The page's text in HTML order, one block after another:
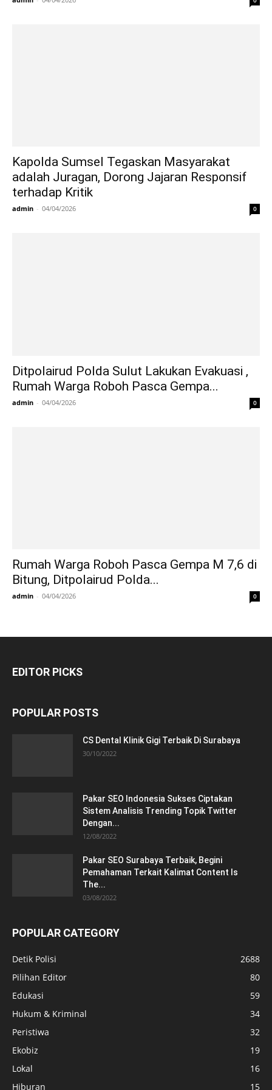
Kapolda Sumsel Tegaskan Masyarakat
adalah Juragan, Dorong Jajaran Responsif
terhadap Kritik
admin - 04/04/2026 0
Ditpolairud Polda Sulut Lakukan Evakuasi ,
Rumah Warga Roboh Pasca Gempa...
admin - 04/04/2026 0
Rumah Warga Roboh Pasca Gempa M 7,6 di
Bitung, Ditpolairud Polda...
admin - 04/04/2026 0
EDITOR PICKS
POPULAR POSTS
CS Dental Klinik Gigi Terbaik Di Surabaya
30/10/2022
Pakar SEO Indonesia Sukses Ciptakan
Sistem Analisis Trending Topik Twitter
Dengan...
12/08/2022
Pakar SEO Surabaya Terbaik, Begini
Pemahaman Terkait Kalimat Content Is
The...
03/08/2022
POPULAR CATEGORY
Detik Polisi
2688
Pilihan Editor
80
Edukasi
59
Hukum & Kriminal
34
Peristiwa
32
Ekobiz
19
Lokal
16
Hiburan
15